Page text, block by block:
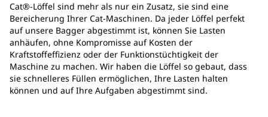
Cat®-Löffel sind mehr als nur ein Zusatz, sie sind eine
Bereicherung Ihrer Cat-Maschinen. Da jeder Löffel perfekt
auf unsere Bagger abgestimmt ist, können Sie Lasten
anhäufen, ohne Kompromisse auf Kosten der
Kraftstoffeffizienz oder der Funktionstüchtigkeit der
Maschine zu machen. Wir haben die Löffel so gebaut, dass
sie schnelleres Füllen ermöglichen, Ihre Lasten halten
können und auf Ihre Aufgaben abgestimmt sind.